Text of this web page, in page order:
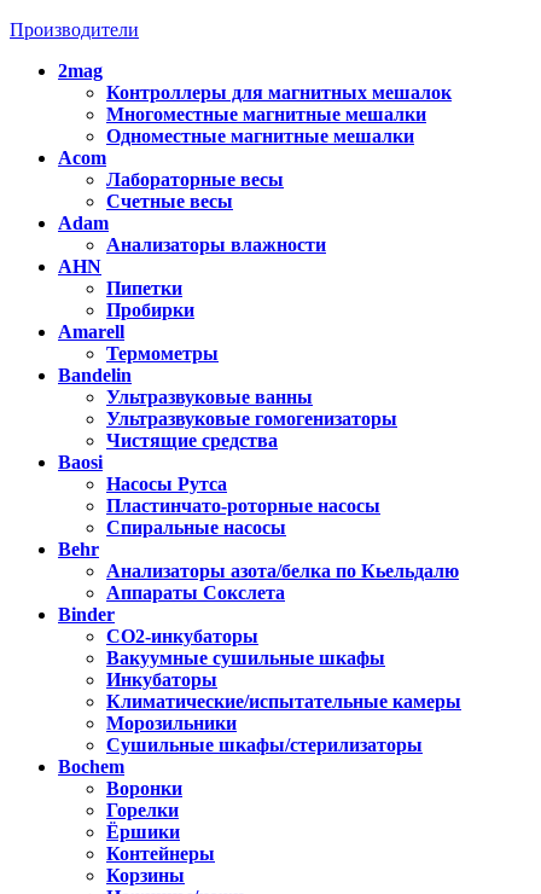
Производители
2mag
Контроллеры для магнитных мешалок
Многоместные магнитные мешалки
Одноместные магнитные мешалки
Acom
Лабораторные весы
Счетные весы
Adam
Анализаторы влажности
AHN
Пипетки
Пробирки
Amarell
Термометры
Bandelin
Ультразвуковые ванны
Ультразвуковые гомогенизаторы
Чистящие средства
Baosi
Насосы Рутса
Пластинчато-роторные насосы
Спиральные насосы
Behr
Анализаторы азота/белка по Кьельдалю
Аппараты Сокслета
Binder
CO2-инкубаторы
Вакуумные сушильные шкафы
Инкубаторы
Климатические/испытательные камеры
Морозильники
Сушильные шкафы/стерилизаторы
Bochem
Воронки
Горелки
Ёршики
Контейнеры
Корзины